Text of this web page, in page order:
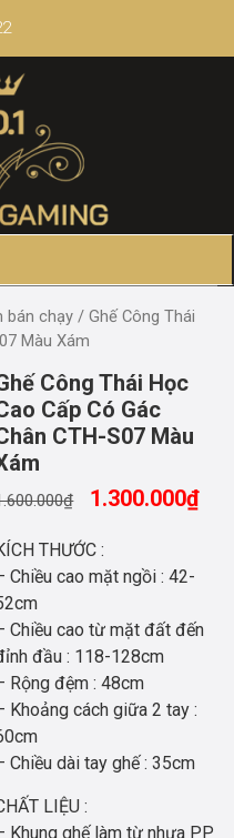
bán chạy / Ghế Công Thái
Màu Xám
Công Thái Học
Cấp Có Gác
CTH-S07 Màu
₫ 1.300.000₫
THƯỚC :
Chiều cao mặt ngồi : 42-
Chiều cao từ mặt đất đến
đầu : 118-128cm
Rộng đệm : 48cm
Khoảng cách giữa 2 tay :
Chiều dài tay ghế : 35cm
LIỆU :
Khung ghế làm từ nhựa PP